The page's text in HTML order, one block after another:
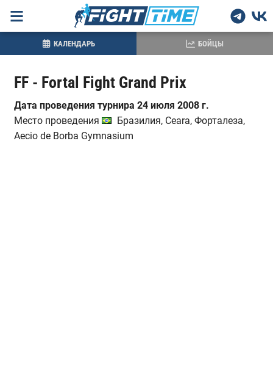
FF - Fortal Fight Grand Prix
Дата проведения турнира 24 июля 2008 г.
Место проведения
Бразилия, Ceara, Форталеза,
Aecio de Borba Gymnasium
КАЛЕНДАРЬ БОЙЦЫ